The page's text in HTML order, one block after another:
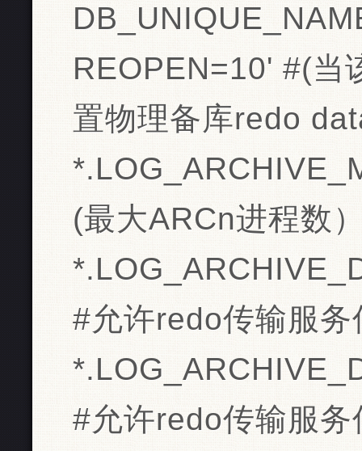
REOPEN=10' #(当
置物理备库redo
(最大ARCn进程数
#允许redo传输服
#允许redo传输服